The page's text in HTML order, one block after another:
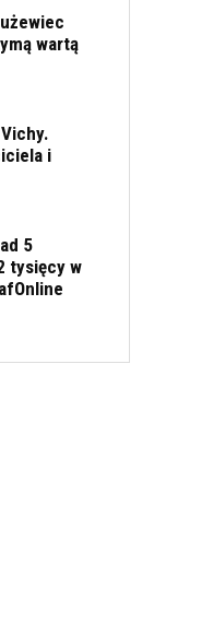
wartą
i
5
tysięcy w